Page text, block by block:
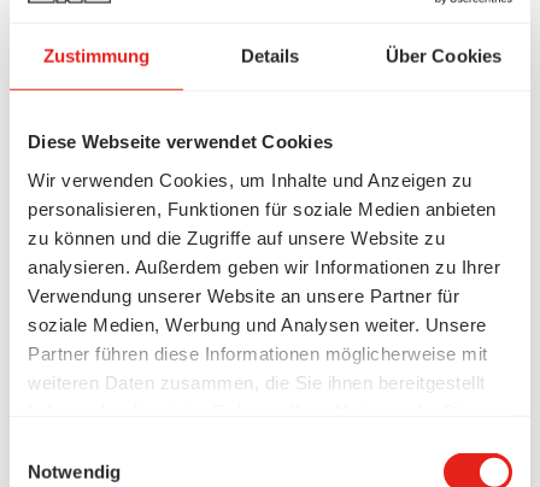
Zustimmung Details Über Cookies
Diese Webseite verwendet Cookies
Wir verwenden Cookies, um Inhalte und Anzeigen zu
personalisieren, Funktionen für soziale Medien anbieten
zu können und die Zugriffe auf unsere Website zu
analysieren. Außerdem geben wir Informationen zu Ihrer
Verwendung unserer Website an unsere Partner für
soziale Medien, Werbung und Analysen weiter. Unsere
Partner führen diese Informationen möglicherweise mit
weiteren Daten zusammen, die Sie ihnen bereitgestellt
Notwendig